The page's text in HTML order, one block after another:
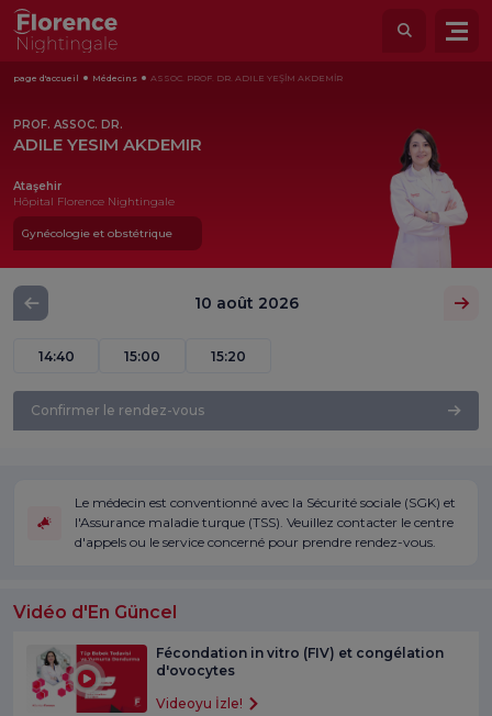
page d'accueil Médecins ASSOC. PROF. DR. ADILE YEŞİM AKDEMİR
PROF. ASSOC. DR.
ADILE YESIM AKDEMIR
Ataşehir
Hôpital Florence Nightingale
Gynécologie et obstétrique
10 août 2026
14:40 15:00 15:20
Confirmer le rendez-vous
Le médecin est conventionné avec la Sécurité sociale (SGK) et
l'Assurance maladie turque (TSS). Veuillez contacter le centre
d'appels ou le service concerné pour prendre rendez-vous.
Vidéo d'En Güncel
Fécondation in vitro (FIV) et congélation
d'ovocytes
Videoyu İzle!